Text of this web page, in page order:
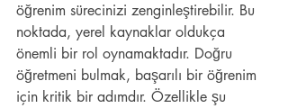
öğrenim sürecinizi zenginleştirebilir. Bu
noktada, yerel kaynaklar oldukça
önemli bir rol oynamaktadır. Doğru
öğretmeni bulmak, başarılı bir öğrenim
için kritik bir adımdır. Özellikle şu